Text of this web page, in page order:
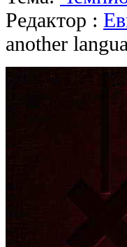
Редактор :
another